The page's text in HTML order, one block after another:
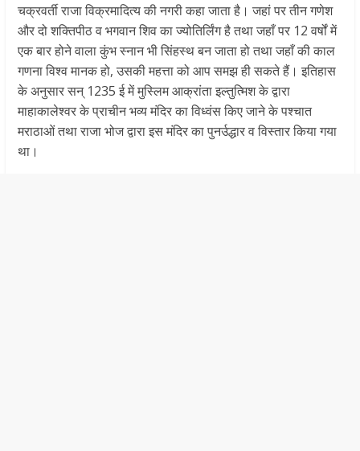
चक्रवर्ती राजा विक्रमादित्य की नगरी कहा जाता है। जहां पर तीन गणेश
और दो शक्तिपीठ व भगवान शिव का ज्योतिर्लिंग है तथा जहाँ पर 12 वर्षों में
एक बार होने वाला कुंभ स्नान भी सिंहस्थ बन जाता हो तथा जहाँ की काल
गणना विश्व मानक हो, उसकी महत्ता को आप समझ ही सकते हैं। इतिहास
के अनुसार सन् 1235 ई में मुस्लिम आक्रांता इल्तुत्मिश के द्वारा
माहाकालेश्वर के प्राचीन भव्य मंदिर का विध्वंस किए जाने के पश्चात
मराठाओं तथा राजा भोज द्वारा इस मंदिर का पुनर्उद्धार व विस्तार किया गया
था।